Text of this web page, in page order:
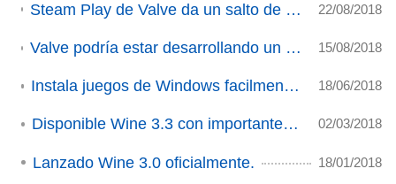
Steam Play de Valve da un salto de gigante y amplía enormemente el catálogo para Linux/SteamOS (actualizado) 22/08/2018
Valve podría estar desarrollando un sistema para ejecutar juegos para otras plataformas desde Steam 15/08/2018
Instala juegos de Windows facilmente gracias a "WinePak" 18/06/2018
Disponible Wine 3.3 con importantes mejoras. 02/03/2018
Lanzado Wine 3.0 oficialmente. 18/01/2018